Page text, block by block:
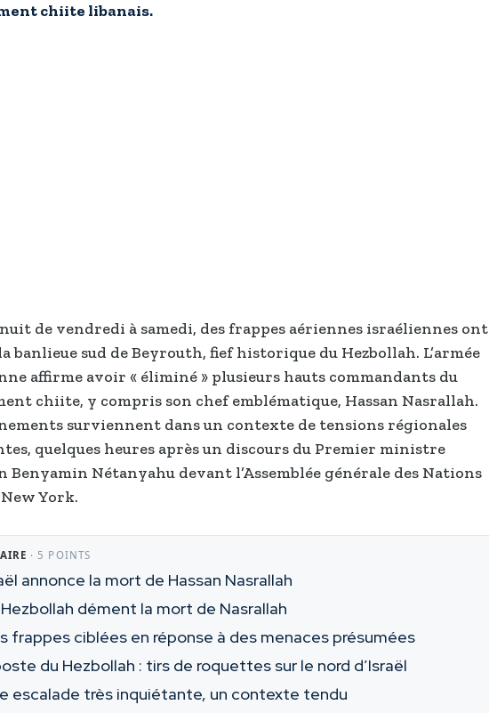
chiite libanais.
de vendredi à samedi, des frappes aériennes israéliennes ont
banlieue sud de Beyrouth, fief historique du Hezbollah. L’armée
affirme avoir « éliminé » plusieurs hauts commandants du
chiite, y compris son chef emblématique, Hassan Nasrallah.
surviennent dans un contexte de tensions régionales
quelques heures après un discours du Premier ministre
Benyamin Nétanyahu devant l’Assemblée générale des Nations
York.
· 5 POINTS
annonce la mort de Hassan Nasrallah
dément la mort de Nasrallah
frappes ciblées en réponse à des menaces présumées
du Hezbollah : tirs de roquettes sur le nord d’Israël
escalade très inquiétante, un contexte tendu